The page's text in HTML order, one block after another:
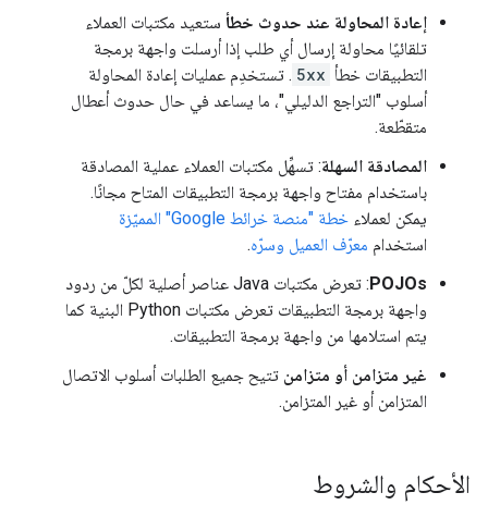
إعادة المحاولة عند حدوث خطأ ستعيد مكتبات العملاء
تلقائيًا محاولة إرسال أي طلب إذا أرسلت واجهة برمجة
التطبيقات خطأ 5xx . تستخدِم عمليات إعادة المحاولة
أسلوب "التراجع الدليلي"، ما يساعد في حال حدوث أعطال
متقطّعة.
المصادقة السهلة: تسهِّل مكتبات العملاء عملية المصادقة
باستخدام مفتاح واجهة برمجة التطبيقات المتاح مجانًا.
يمكن لعملاء خطة "منصة خرائط Google" المميّزة
استخدام معرّف العميل وسرّه.
POJOs
: تعرض مكتبات Java عناصر أصلية لكلّ من ردود
واجهة برمجة التطبيقات تعرض مكتبات Python البنية كما
يتم استلامها من واجهة برمجة التطبيقات.
غير متزامن أو متزامن تتيح جميع الطلبات أسلوب الاتصال
المتزامن أو غير المتزامن.
الأحكام والشروط